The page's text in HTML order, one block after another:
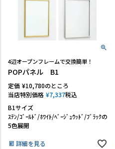
4辺オープンフレームで交換簡単！
POPパネル B1
定価 ¥10,780のところ
当店特別価格 ¥7,337税込
B1サイズ
ｽﾃﾝ/ｺﾞｰﾙﾄﾞ/ﾎﾜｲﾄ/ﾍﾞｰｼﾞｭｳｯﾄﾞ/ﾌﾞﾗｯｸの
5色展開
詳細を見る